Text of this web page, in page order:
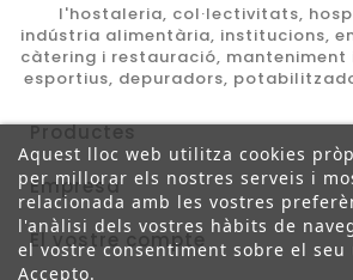
l'hostaleria, col·lectivitats,
indústria alimentària, institucions,
càtering i restauració,
esportius, depuradors,
Productes
Empresa
El vostre compte
Aquest lloc web utilitza cookies
per millorar els nostres serveis i
relacionada amb les vostres
l'anàlisi dels vostres hàbits de
el vostre consentiment sobre el
Accepto.